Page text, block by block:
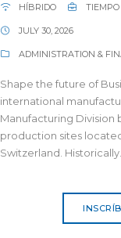
HÍBRIDO TIEMPO
JULY 30, 2026
ADMINISTRATION &
Shape the future of
international
Manufacturing
production sites
Switzerland. Historically...